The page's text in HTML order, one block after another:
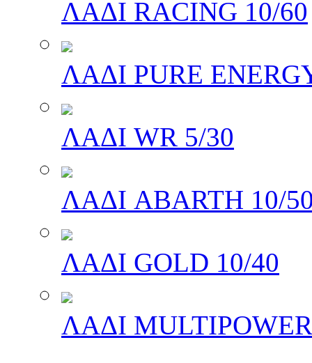
ΛΑΔΙ RACING 10/60
ΛΑΔΙ PURE
ΛΑΔΙ WR 5/30
ΛΑΔΙ ABARTH 10/
ΛΑΔΙ GOLD 10/40
ΛΑΔΙ